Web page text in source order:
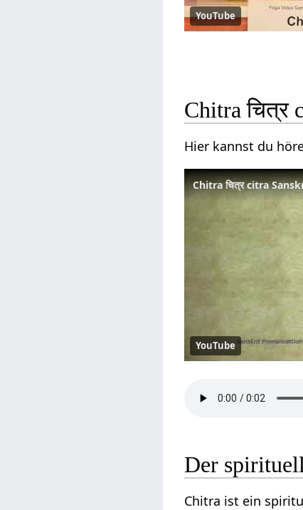
YouTube
Chitra चित्र
Hier kannst du
Chitra चित्र citra
YouTube
Der
Chitra ist ein